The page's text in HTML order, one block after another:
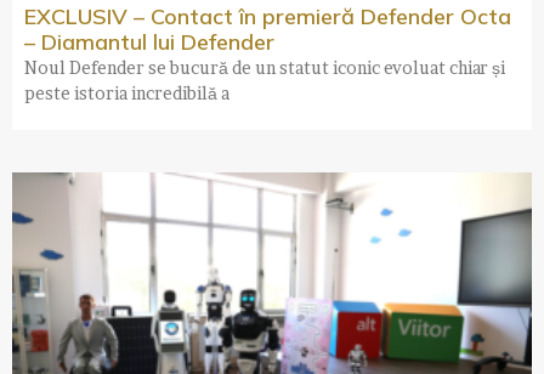
EXCLUSIV – Contact în premieră Defender Octa
– Diamantul lui Defender
Noul Defender se bucură de un statut iconic evoluat chiar și
peste istoria incredibilă a